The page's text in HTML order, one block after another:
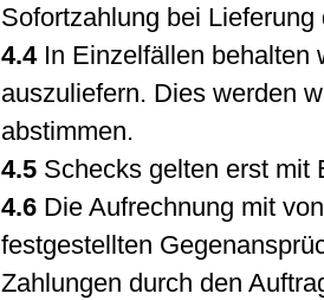
Sofortzahlung bei Lieferung
4.4In Einzelfällen behalten
auszuliefern. Dies werden
abstimmen.
4.5 Schecks gelten erst mit
4.6 Die Aufrechnung mit
festgestellten
Zahlungen durch den